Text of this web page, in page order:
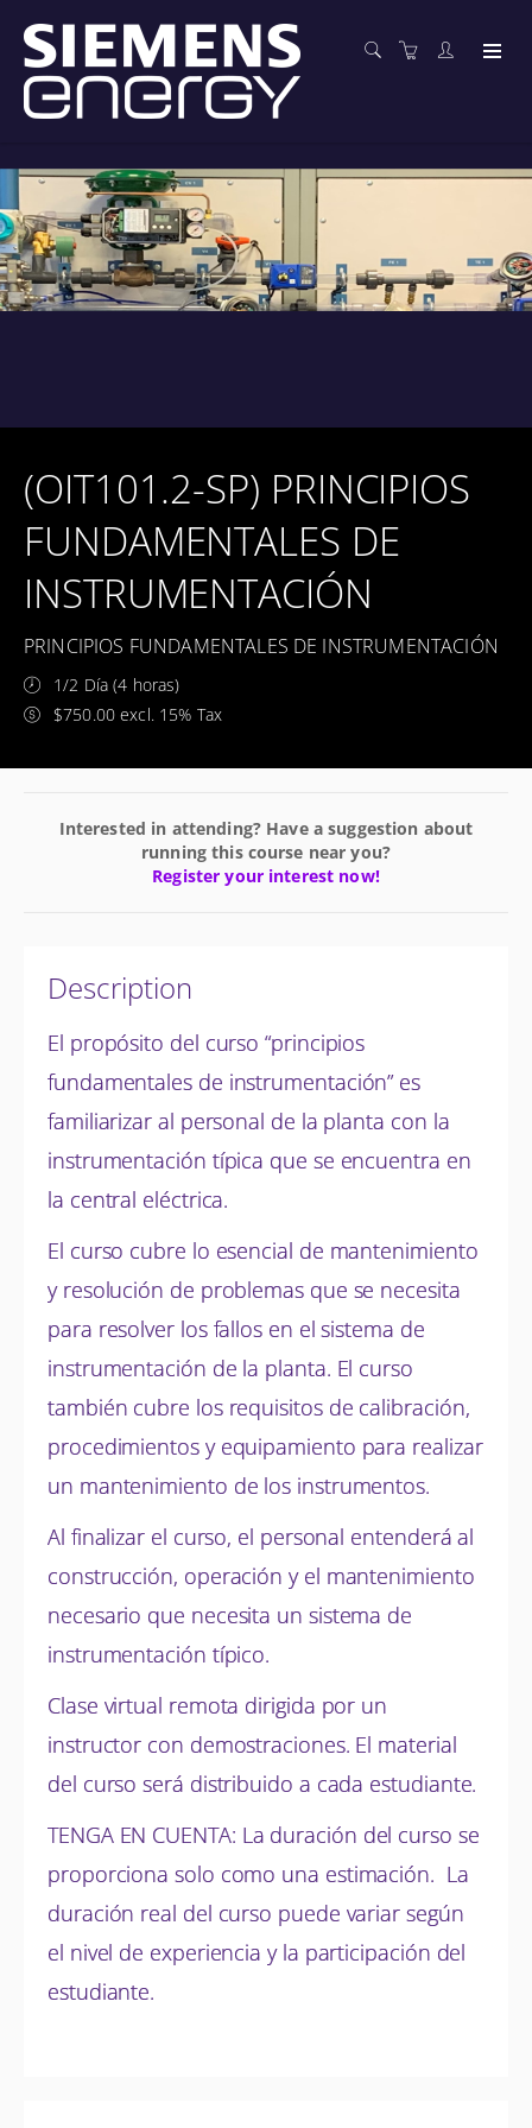
(OIT101.2-SP) PRINCIPIOS
FUNDAMENTALES DE
INSTRUMENTACIÓN
PRINCIPIOS FUNDAMENTALES DE INSTRUMENTACIÓN
1/2 Día (4 horas)
$750.00 excl. 15% Tax
Interested in attending? Have a suggestion about
running this course near you?
Register your interest now!
Description
El propósito del curso “principios
fundamentales de instrumentación” es
familiarizar al personal de la planta con la
instrumentación típica que se encuentra en
la central eléctrica.
El curso cubre lo esencial de mantenimiento
y resolución de problemas que se necesita
para resolver los fallos en el sistema de
instrumentación de la planta. El curso
también cubre los requisitos de calibración,
procedimientos y equipamiento para realizar
un mantenimiento de los instrumentos.
Al finalizar el curso, el personal entenderá al
construcción, operación y el mantenimiento
necesario que necesita un sistema de
instrumentación típico.
Clase virtual remota dirigida por un
instructor con demostraciones. El material
del curso será distribuido a cada estudiante.
TENGA EN CUENTA: La duración del curso se
proporciona solo como una estimación. La
duración real del curso puede variar según
el nivel de experiencia y la participación del
estudiante.